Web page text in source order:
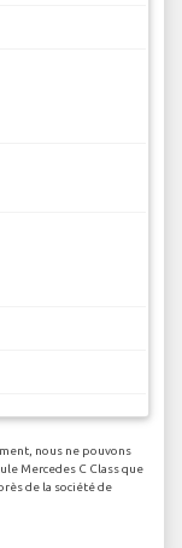
nous ne pouvons
Mercedes C Class que
de la société de